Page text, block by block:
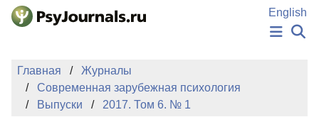
Перейти к основному содержанию
English
НОВОСТИ
ИЗДАНИЯ
АВТОРЫ
Главная
Журналы
Современная зарубежная психология
Выпуски
2017. Том 6. № 1